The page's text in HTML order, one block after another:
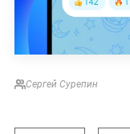
Сергей Сурепин